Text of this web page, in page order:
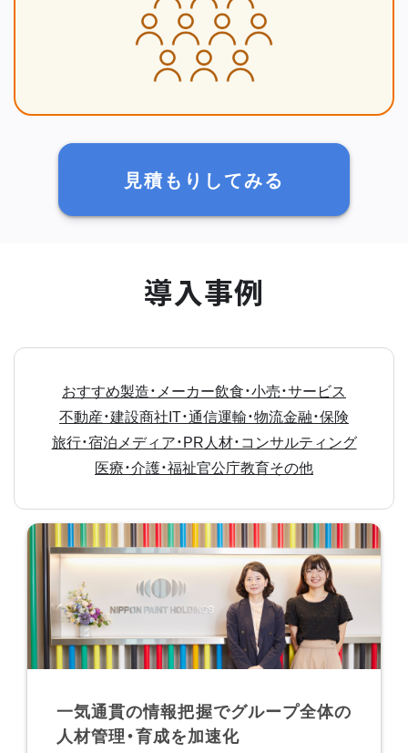
見積もりしてみる
導入事例
おすすめ製造・メーカー飲食・小売・サービス
不動産・建設商社IT・通信運輸・物流金融・保険
旅行・宿泊 メディア・PR人材・コンサルティング
医療・介護・福祉官公庁教育その他
一気通貫の情報把握でグループ全体の
人材管理・育成を加速化